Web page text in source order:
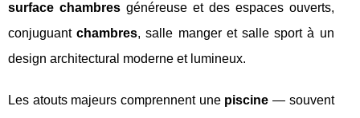
surface chambresgénéreuse et des espaces ouverts,
conjuguantchambres, salle manger et salle sport à un
design architectural moderne et lumineux.
Les atouts majeurs comprennent une piscine — souvent